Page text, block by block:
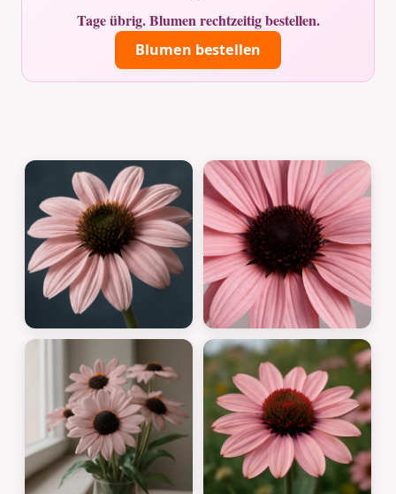
Tage übrig. Blumen rechtzeitig bestellen.
Blumen bestellen